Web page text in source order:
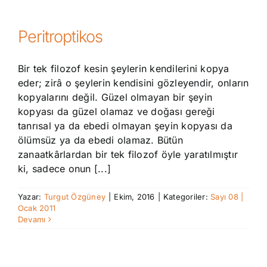
Peritroptikos
Bir tek filozof kesin şeylerin kendilerini kopya
eder; zirâ o şeylerin kendisini gözleyendir, onların
kopyalarını değil. Güzel olmayan bir şeyin
kopyası da güzel olamaz ve doğası gereği
tanrısal ya da ebedi olmayan şeyin kopyası da
ölümsüz ya da ebedi olamaz. Bütün
zanaatkârlardan bir tek filozof öyle yaratılmıştır
ki, sadece onun [...]
Yazar: Turgut Özgüney Ekim, 2016 Kategoriler: Sayı 08 |
Ocak 2011
Devamı